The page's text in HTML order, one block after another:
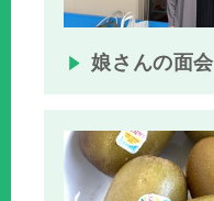
娘さんの面会